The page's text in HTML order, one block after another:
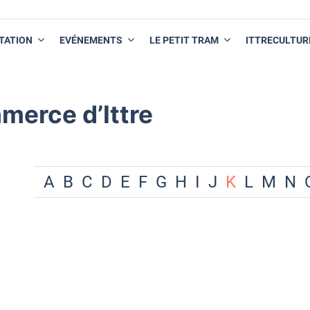
EVÉNEMENTS LE PETIT TRAM
d’Ittre
A B C D E F G H I J K L M N